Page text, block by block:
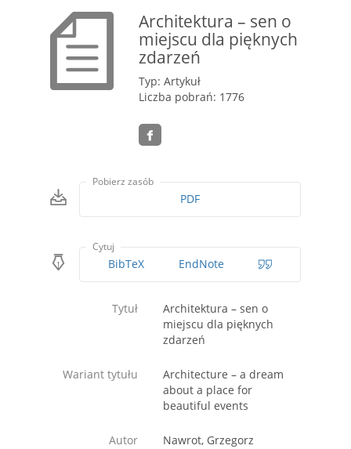
Architektura – sen o
miejscu dla pięknych
zdarzeń
Typ: Artykuł
Liczba pobrań: 1776
Pobierz zasób
PDF
Cytuj
BibTeX EndNote
Tytuł
Architektura – sen o
miejscu dla pięknych
zdarzeń
Wariant tytułu
Architecture – a dream
about a place for
beautiful events
Autor Nawrot, Grzegorz